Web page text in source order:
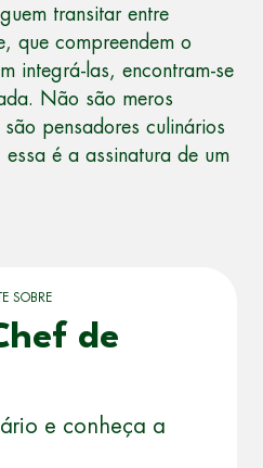
transitar entre
que compreendem o
integrá-las, encontram-se
Não são meros
pensadores culinários
é a assinatura de um
SOBRE
de
e conheça a